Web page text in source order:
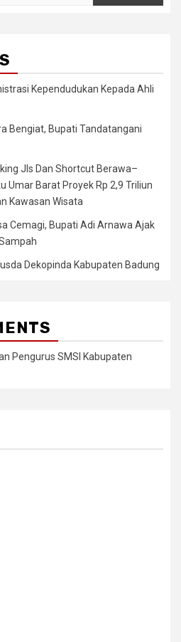
Kependudukan Kepada Ahli
Bengiat, Bupati Tandatangani
Jls Dan Shortcut Berawa–
Barat Proyek Rp 2,9 Triliun
Kawasan Wisata
Cemagi, Bupati Adi Arnawa Ajak
Dekopinda Kabupaten Badung
Pengurus SMSI Kabupaten